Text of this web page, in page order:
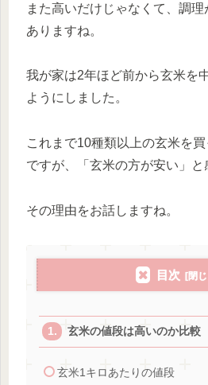
また高いだけじゃなくて、調
ありますね。
我が家は2年ほど前から玄米を
ようにしました。
これまで10種類以上の玄米を
ですが、
「玄米の方が安い」 と
その理由をお話しますね。
目次
玄米の値段は高いのか比較
玄米1キロあたりの値段